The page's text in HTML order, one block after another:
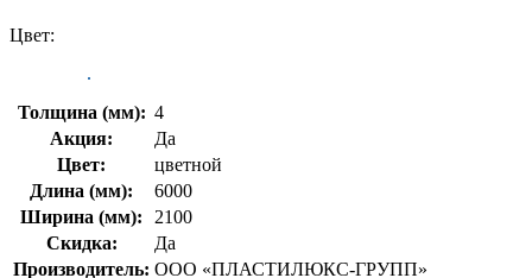
Цвет:
Толщина (мм): 4
Акция:
Да
Цвет:
цветной
Длина (мм):
6000
Ширина (мм):
2100
Скидка:
Да
Производитель: ООО «ПЛАСТИЛЮКС-ГРУПП»